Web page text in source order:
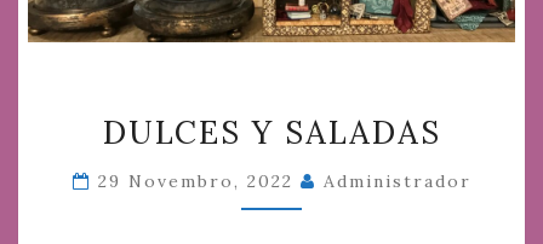
SALADAS
DULCES Y SALADAS
29 Novembro, 2022 Administrador